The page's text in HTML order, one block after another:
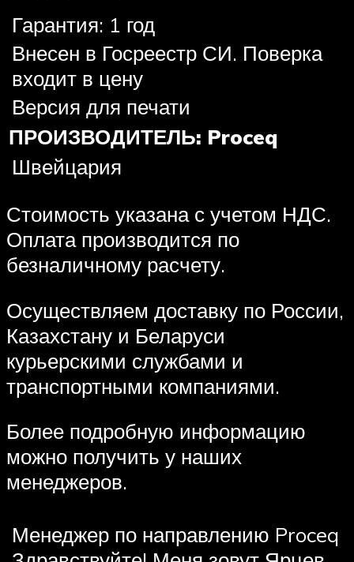
Гарантия: 1 год
Внесен в Госреестр СИ. Поверка
входит в цену
Версия для печати
ПРОИЗВОДИТЕЛЬ: Proceq
Швейцария
Стоимость указана с учетом НДС.
Оплата производится по
безналичному расчету.
Осуществляем доставку по России,
Казахстану и Беларуси
курьерскими службами и
транспортными компаниями.
Более подробную информацию
можно получить у наших
менеджеров.
Менеджер по направлению Proceq